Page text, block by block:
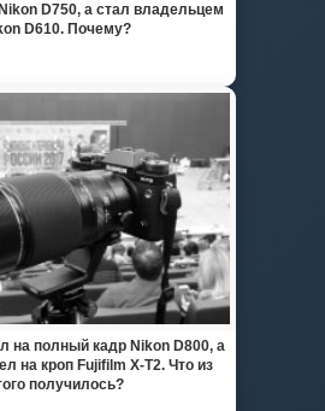
D750, а стал владельцем
D610. Почему?
на полный кадр Nikon D800, а
на кроп Fujifilm X-T2. Что из
получилось?